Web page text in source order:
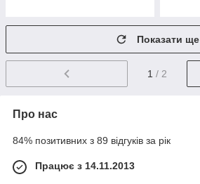
Показати ще
1 / 2
Про нас
84% позитивних з 89 відгуків за рік
Працює з 14.11.2013